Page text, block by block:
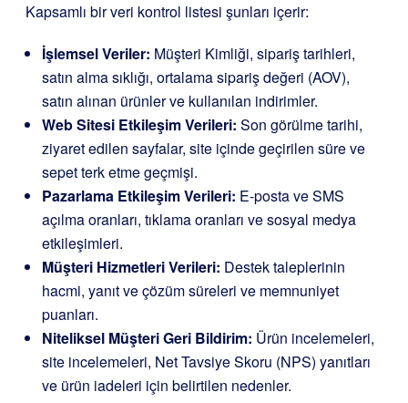
Kapsamlı bir veri kontrol listesi şunları içerir:
İşlemsel Veriler: Müşteri Kimliği, sipariş tarihleri,
satın alma sıklığı, ortalama sipariş değeri (AOV),
satın alınan ürünler ve kullanılan indirimler.
Web Sitesi Etkileşim Verileri: Son görülme tarihi,
ziyaret edilen sayfalar, site içinde geçirilen süre ve
sepet terk etme geçmişi.
Pazarlama Etkileşim Verileri: E-posta ve SMS
açılma oranları, tıklama oranları ve sosyal medya
etkileşimleri.
Müşteri Hizmetleri Verileri: Destek taleplerinin
hacmi, yanıt ve çözüm süreleri ve memnuniyet
puanları.
Niteliksel Müşteri Geri Bildirim: Ürün incelemeleri,
site incelemeleri, Net Tavsiye Skoru (NPS) yanıtları
ve ürün iadeleri için belirtilen nedenler.